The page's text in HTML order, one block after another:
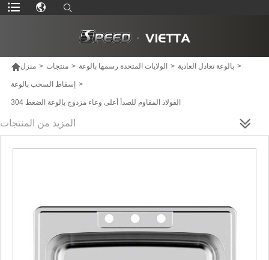
منزل > منتجات > الولايات المتحدة رسمها بالوعة > بالوعة تعادل العادية >
إسقاط السحب بالوعة >
304 الفولاذ المقاوم للصدأ أعلى وعاء مزدوج بالوعة الضغط
المزيد من المنتجات